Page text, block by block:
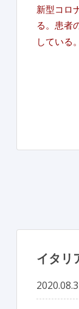
新型コロ
る。患者
している。
イタリ